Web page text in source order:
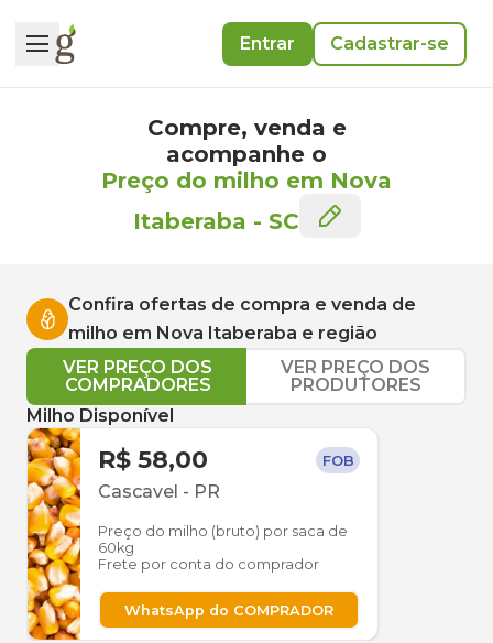
Entrar Cadastrar-se
Compre, venda e
acompanhe o
Preço do milho em Nova
Itaberaba - SC
Confira ofertas de compra e venda de
milho em Nova Itaberaba e região
VER PREÇO DOS
COMPRADORES
VER PREÇO DOS
PRODUTORES
Milho Disponível
R$ 58,00 FOB
Cascavel - PR
Preço do milho (bruto) por saca de
60kg
Frete por conta do comprador
WhatsApp do COMPRADOR